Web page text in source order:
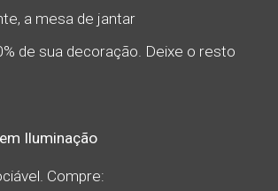
a mesa de jantar
de sua decoração. Deixe o resto
Iluminação
Compre: